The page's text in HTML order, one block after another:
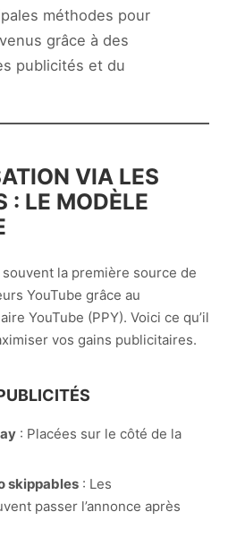
méthodes pour
grâce à des
publicités et du
VIA LES
: LE MODÈLE
la première source de
YouTube grâce au
YouTube (PPY). Voici ce qu’il
vos gains publicitaires.
: Placées sur le côté de la
skippables: Les
passer l’annonce après